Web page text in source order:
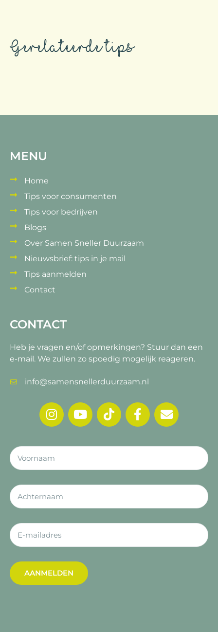
Gerelateerde tips
MENU
Home
Tips voor consumenten
Tips voor bedrijven
Blogs
Over Samen Sneller Duurzaam
Nieuwsbrief: tips in je mail
Tips aanmelden
Contact
CONTACT
Heb je vragen en/of opmerkingen? Stuur dan een
e-mail. We zullen zo spoedig mogelijk reageren.
info@samensnellerduurzaam.nl
AANMELDEN